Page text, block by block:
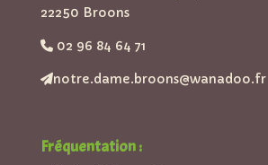
22250 Broons
02 96 84 64 71
notre.dame.broons@wanadoo.fr
Fréquentation :